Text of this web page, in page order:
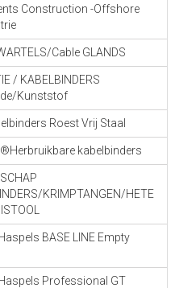
Construction -Offshore
Cable GLANDS
/ KABELBINDERS
Kunststof
Roest Vrij Staal
kabelbinders
KRIMPTANGEN/HETE
BASE LINE Empty
Professional GT